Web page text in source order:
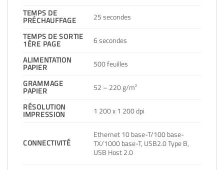
TEMPS DE
PRÉCHAUFFAGE
25 secondes
TEMPS DE SORTIE
1ÈRE PAGE
6 secondes
ALIMENTATION
PAPIER
500 feuilles
GRAMMAGE
PAPIER
52 – 220 g/m²
RÉSOLUTION
IMPRESSION 1 200 x 1 200 dpi
CONNECTIVITÉ
Ethernet 10 base-T/100 base-
TX/1000 base-T, USB2.0 Type B,
USB Host 2.0